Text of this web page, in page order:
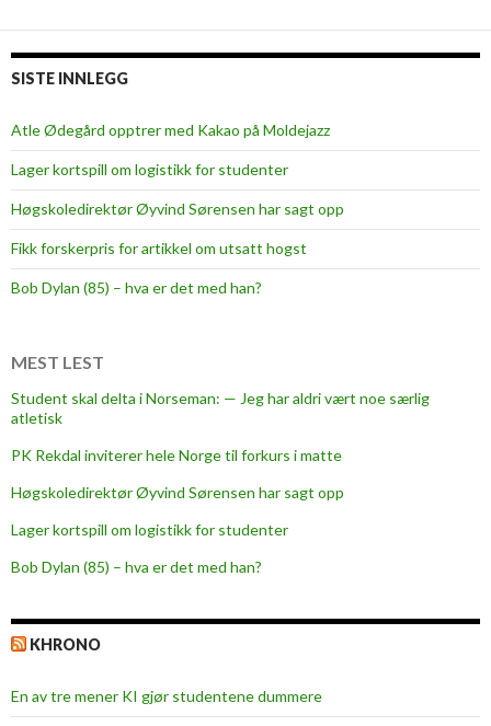
i
g
n
t
h
e
SISTE INNLEGG
Atle Ødegård opptrer med Kakao på Moldejazz
Lager kortspill om logistikk for studenter
Høgskoledirektør Øyvind Sørensen har sagt opp
Fikk forskerpris for artikkel om utsatt hogst
Bob Dylan (85) – hva er det med han?
MEST LEST
Student skal delta i Norseman: — Jeg har aldri vært noe særlig
atletisk
PK Rekdal inviterer hele Norge til forkurs i matte
Høgskoledirektør Øyvind Sørensen har sagt opp
Lager kortspill om logistikk for studenter
Bob Dylan (85) – hva er det med han?
KHRONO
En av tre mener KI gjør studentene dummere